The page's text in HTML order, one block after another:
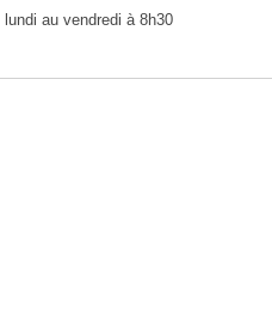
lundi au vendredi à 8h30